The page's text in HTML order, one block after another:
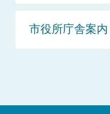
市役所庁舎案内